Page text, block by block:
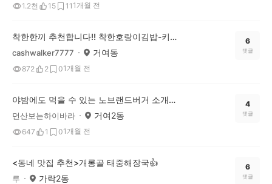
1.2천 15 11 1개월 전
착한한끼 추천합니다!! 착한호랑이김밥-키토김밥 소개해요
cashwalker7777 거여동
872 2 01개월 전
6
댓글
야밤에도 먹을 수 있는 노브랜드버거 소개해요!
먼산보는하이바라 거여2동
647 1 01개월 전
4
댓글
<동네 맛집 추천>개롱골 태중해장국👍
루 가락2동
6
댓글